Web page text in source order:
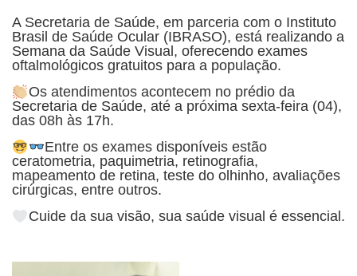
A Secretaria de Saúde, em parceria com o Instituto
Brasil de Saúde Ocular (IBRASO), está realizando a
Semana da Saúde Visual, oferecendo exames
oftalmológicos gratuitos para a população.
Os atendimentos acontecem no prédio da
Secretaria de Saúde, até a próxima sexta-feira (04),
das 08h às 17h.
Entre os exames disponíveis estão
ceratometria, paquimetria, retinografia,
mapeamento de retina, teste do olhinho, avaliações
cirúrgicas, entre outros.
Cuide da sua visão, sua saúde visual é essencial.